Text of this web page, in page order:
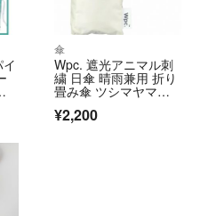
傘
Wpc. 遮光アニマル刺
繍 日傘 晴雨兼用 折り
畳み傘 ツシマヤマネ
¥2,200